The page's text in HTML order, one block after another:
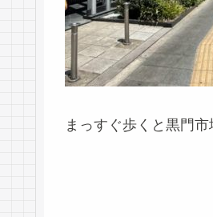
まっすぐ歩くと黒門